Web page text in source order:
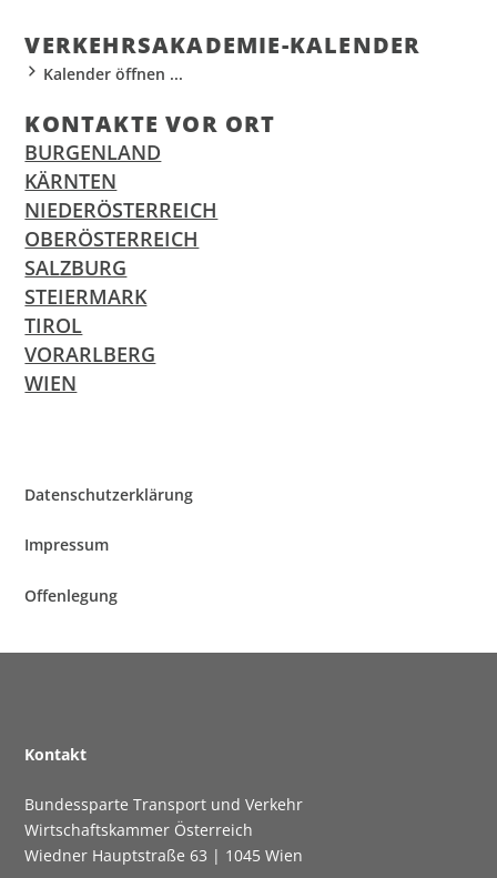
VER­KEHR­S­AKA­DE­MIE-KALEN­DER
Kalender öffnen ...
KON­TAK­TE VOR ORT
BURGENLAND
KÄRNTEN
NIEDERÖSTERREICH
OBERÖSTERREICH
SALZBURG
STEIERMARK
TIROL
VORARLBERG
WIEN
Daten­schutz­er­klä­rung
Impres­sum
Offen­le­gung
Kon­takt
Bun­des­spar­te Trans­port und Verkehr
Wirt­schafts­kam­mer Österreich
Wied­ner Haupt­stra­ße 63 | 1045 Wien